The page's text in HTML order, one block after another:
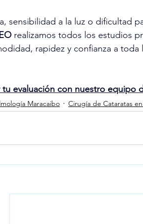
sensibilidad a la luz o dificultad
realizamos todos los estudios
rapidez y confianza a toda
evaluación con nuestro equipo
Maracaibo Cirugía de Cataratas